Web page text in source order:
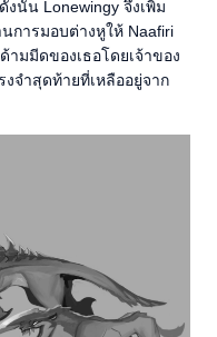
งนั้น Lonewingy จึงเพิ่ม
การมอบต่างหูให้ Naafiri
ามมีดของเธอโดยเจ้าของ
จำสุดท้ายที่เหลืออยู่จาก